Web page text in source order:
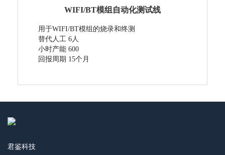
WIFI/BT模组自动化测试线
用于WIFI/BT模组的烧录和终测
替代人工 6人
小时产能 600
回报周期 15个月
君鉴科技